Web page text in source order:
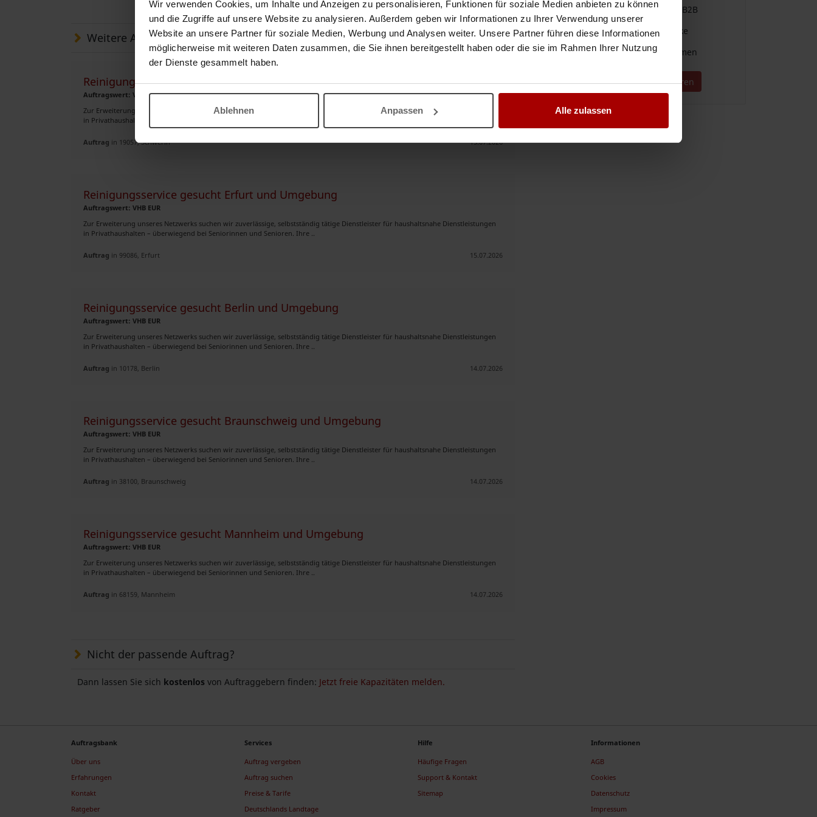
Wir verwenden Cookies, um Inhalte und Anzeigen zu personalisieren, Funktionen für soziale Medien anbieten zu können
und die Zugriffe auf unsere Website zu analysieren. Außerdem geben wir Informationen zu Ihrer Verwendung unserer
Website an unsere Partner für soziale Medien, Werbung und Analysen weiter. Unsere Partner führen diese Informationen
möglicherweise mit weiteren Daten zusammen, die Sie ihnen bereitgestellt haben oder die sie im Rahmen Ihrer Nutzung
der Dienste gesammelt haben.
Ablehnen Anpassen Alle zulassen
Weitere Aufträge
Reinigungsservice gesucht Schwerin und Umgebung
Auftragswert: VHB EUR
Zur Erweiterung unseres Netzwerks suchen wir zuverlässige, selbstständig tätige Dienstleister für haushaltsnahe Dienstleistungen
in Privathaushalten – überwiegend bei Seniorinnen und Senioren. Ihre ..
Auftrag in 19057, Schwerin 15.07.2026
Reinigungsservice gesucht Erfurt und Umgebung
Auftragswert: VHB EUR
Zur Erweiterung unseres Netzwerks suchen wir zuverlässige, selbstständig tätige Dienstleister für haushaltsnahe Dienstleistungen
in Privathaushalten – überwiegend bei Seniorinnen und Senioren. Ihre ..
Auftrag in 99086, Erfurt 15.07.2026
Reinigungsservice gesucht Berlin und Umgebung
Auftragswert: VHB EUR
Zur Erweiterung unseres Netzwerks suchen wir zuverlässige, selbstständig tätige Dienstleister für haushaltsnahe Dienstleistungen
in Privathaushalten – überwiegend bei Seniorinnen und Senioren. Ihre ..
Auftrag in 10178, Berlin 14.07.2026
Reinigungsservice gesucht Braunschweig und Umgebung
Auftragswert: VHB EUR
Zur Erweiterung unseres Netzwerks suchen wir zuverlässige, selbstständig tätige Dienstleister für haushaltsnahe Dienstleistungen
in Privathaushalten – überwiegend bei Seniorinnen und Senioren. Ihre ..
Auftrag in 38100, Braunschweig 14.07.2026
Reinigungsservice gesucht Mannheim und Umgebung
Auftragswert: VHB EUR
Zur Erweiterung unseres Netzwerks suchen wir zuverlässige, selbstständig tätige Dienstleister für haushaltsnahe Dienstleistungen
in Privathaushalten – überwiegend bei Seniorinnen und Senioren. Ihre ..
Auftrag in 68159, Mannheim 14.07.2026
Nicht der passende Auftrag?
Dann lassen Sie sich kostenlos von Auftraggebern finden: Jetzt freie Kapazitäten melden.
Einfache Vergabe & Suche im B2B
Für alle Branchen und Gewerke
Direkter Kontakt zu Unternehmen
Jetzt kostenlos registrieren
Auftragsbank
Über uns
Erfahrungen
Kontakt
Ratgeber
Services
Auftrag vergeben
Auftrag suchen
Preise & Tarife
Deutschlands Landtage
Hilfe
Häufige Fragen
Support & Kontakt
Sitemap
Informationen
AGB
Cookies
Datenschutz
Impressum